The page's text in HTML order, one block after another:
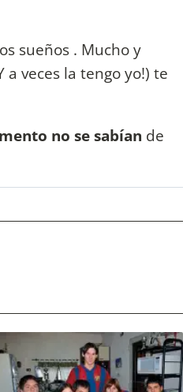
sueños . Mucho y
a veces la tengo yo!) te
no se sabían de